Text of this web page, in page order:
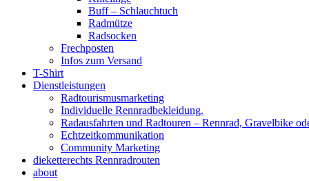
Buff – Schlauchtuch
Radmütze
Radsocken
Frechposten
Infos zum Versand
T-Shirt
Dienstleistungen
Radtourismusmarketing
Individuelle Rennradbekleidung.
Radausfahrten und Radtouren – Rennrad, Gravelbike
Echtzeitkommunikation
Community Marketing
dieketterechts Rennradrouten
about